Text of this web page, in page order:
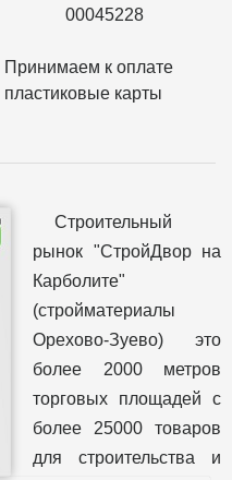
00045228
Принимаем к оплате
пластиковые карты
Строительный
рынок "СтройДвор на
Карболите"
(стройматериалы
Орехово-Зуево) это
более 2000 метров
торговых площадей с
более 25000 товаров
для строительства и